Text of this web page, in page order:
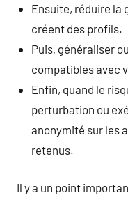
Ensuite, réduire la
créent des profils.
Puis, généraliser
compatibles avec
Enfin, quand le
perturbation ou
anonymité sur les
retenus.
Il y a un point